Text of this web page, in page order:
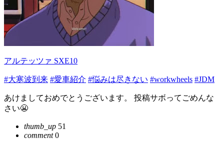
アルテッツァ SXE10
#大寒波到来 #愛車紹介 #悩みは尽きない #workwheels #JDM
あけましておめでとうございます。 投稿サボってごめんな
さい😬
thumb_up 51
comment0